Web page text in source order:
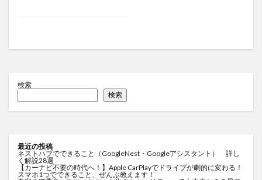
検索
検索
最近の投稿
ネストハブでできること（GoogleNest・Googleアシスタント） 詳し
く解説28選
【カーナビ不要の時代へ！】Apple CarPlayでドライブが劇的に変わる！
スマホ1つでできること、ぜんぶ教えます！